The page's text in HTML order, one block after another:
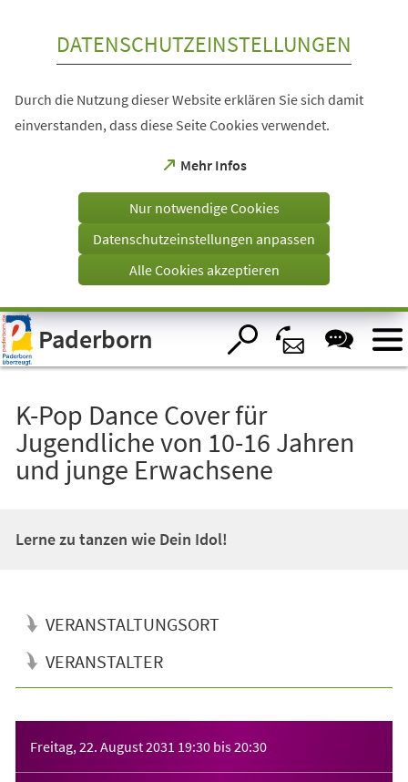
Visuelle
Assistenzsoftware
öffnen.
DATENSCHUTZEINSTELLUNGEN
Durch die Nutzung dieser Website erklären Sie sich damit
einverstanden, dass diese Seite Cookies verwendet.
Mehr Infos
(Öffnet
einem
Tab)
Nur notwendige Cookies
Datenschutzeinstellungen anpassen
Alle Cookies akzeptieren
Paderborn
K-Pop Dance Cover für
Jugendliche von 10-16 Jahren
und junge Erwachsene
Lerne zu tanzen wie Dein Idol!
VERANSTALTUNGSORT
VERANSTALTER
Freitag, 22. August 2031 19:30 bis20:30